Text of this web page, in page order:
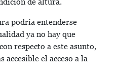
podría entenderse
ya no hay que
respecto a este asunto,
accesible el acceso a la